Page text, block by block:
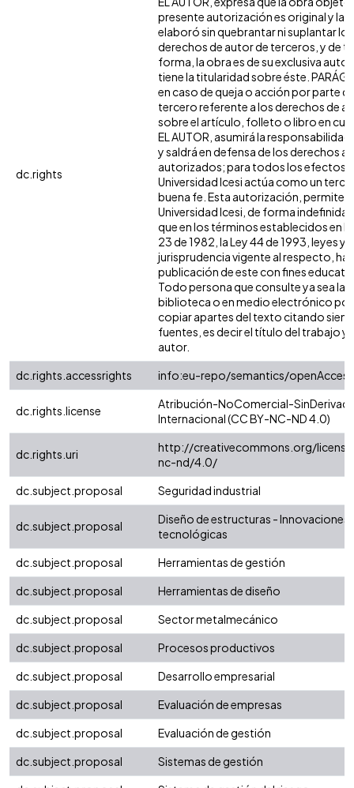
dc.rights
presente autorización es original y la
elaboró sin quebrantar ni suplantar los
derechos de autor de terceros, y de
forma, la obra es de su exclusiva
tiene la titularidad sobre éste.
en caso de queja o acción por parte
tercero referente a los derechos de
sobre el artículo, folleto o libro en
EL AUTOR, asumirá la
y saldrá en defensa de los derechos
autorizados; para todos los efectos,
Universidad Icesi actúa como un
buena fe. Esta autorización, permite a
Universidad Icesi, de forma indefinida,
que en los términos establecidos en la
23 de 1982, la Ley 44 de 1993, leyes y
jurisprudencia vigente al respecto,
publicación de este con fines
Todo persona que consulte ya sea la
biblioteca o en medio electrónico
copiar apartes del texto citando
fuentes, es decir el título del trabajo y
autor.
dc.rights.accessrights
info:eu-repo/semantics/openAccess
dc.rights.license
Atribución-NoComercial-
Internacional (CC BY-NC-ND 4.0)
dc.rights.uri
http://creativecommons.org/
nc-nd/4.0/
dc.subject.proposal
Seguridad industrial
dc.subject.proposal
Diseño de estructuras - Innovaciones
tecnológicas
dc.subject.proposal
Herramientas de gestión
dc.subject.proposal
Herramientas de diseño
dc.subject.proposal
Sector metalmecánico
dc.subject.proposal
Procesos productivos
dc.subject.proposal
Desarrollo empresarial
dc.subject.proposal
Evaluación de empresas
dc.subject.proposal
Evaluación de gestión
dc.subject.proposal
Sistemas de gestión